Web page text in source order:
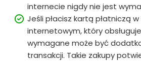
internecie nigdy nie jest
Jeśli płacisz kartą płatniczą
internetowym, który
wymagane może być
transakcji. Takie zakupy